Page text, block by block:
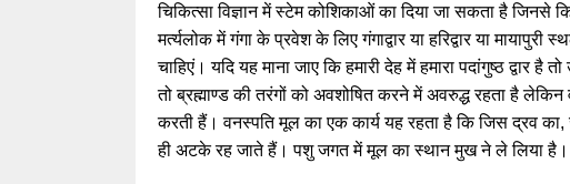
चिकित्सा विज्ञान में स्टेम कोशिकाओं का दिया जा सकता है जिनसे
मर्त्यलोक में गंगा के प्रवेश के लिए गंगाद्वार या हरिद्वार या
चाहिएं। यदि यह माना जाए कि हमारी देह में हमारा पदांगुष्ठ द्वार
तो ब्रह्माण्ड की तरंगों को अवशोषित करने में अवरुद्ध रहता है
करती हैं। वनस्पति मूल का एक कार्य यह रहता है कि जिस द्रव
ही अटके रह जाते हैं। पशु जगत में मूल का स्थान मुख ने ले लिया है।